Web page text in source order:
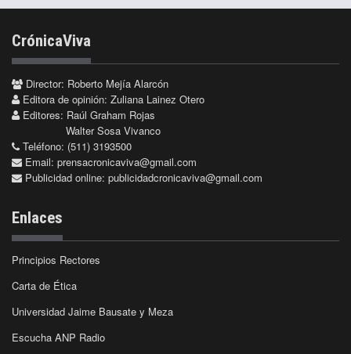
CrónicaViva
Director: Roberto Mejía Alarcón
Editora de opinión: Zuliana Lainez Otero
Editores: Raúl Graham Rojas
Walter Sosa Vivanco
Teléfono: (511) 3193500
Email: prensacronicaviva@gmail.com
Publicidad online: publicidadcronicaviva@gmail.com
Enlaces
Principios Rectores
Carta de Ética
Universidad Jaime Bausate y Meza
Escucha ANP Radio